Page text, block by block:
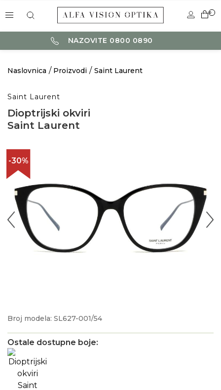
0
NAZOVITE 0800 0890
Naslovnica Proizvodi Saint Laurent
Saint Laurent
Dioptrijski okviri
Saint Laurent
-30%
Broj modela: SL627-001/54
Ostale dostupne boje: